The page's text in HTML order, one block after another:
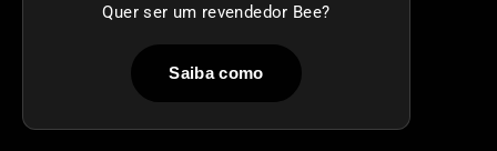
Quer ser um revendedor Bee?
Saiba como